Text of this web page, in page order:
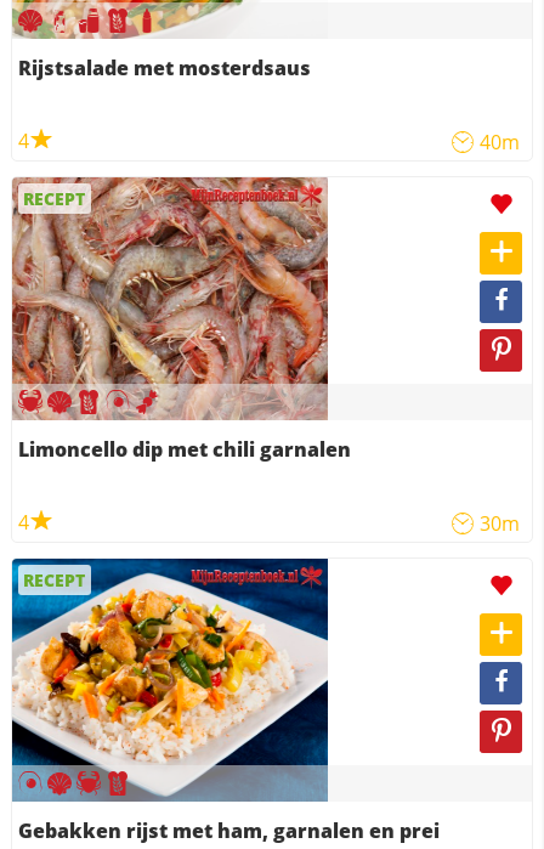
Rijstsalade met mosterdsaus
4 40m
RECEPT
Limoncello dip met chili garnalen
4 30m
RECEPT
Gebakken rijst met ham, garnalen en prei